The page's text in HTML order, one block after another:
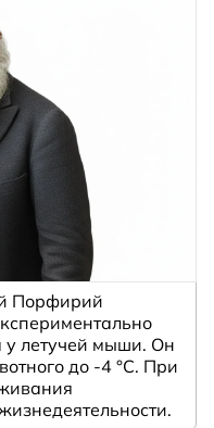
Порфирий
у летучей мыши. Он
до -4 °C. При